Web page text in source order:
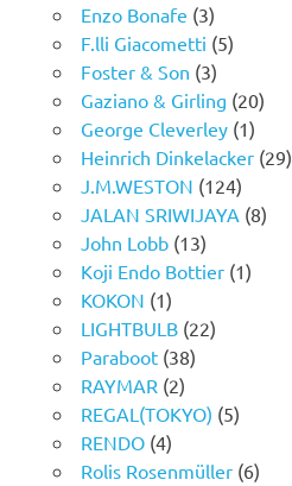
Enzo Bonafe (3)
F.lli Giacometti (5)
Foster & Son (3)
Gaziano & Girling (20)
George Cleverley(1)
Heinrich Dinkelacker(29)
J.M.WESTON (124)
JALAN SRIWIJAYA (8)
John Lobb(13)
Koji Endo Bottier(1)
KOKON (1)
LIGHTBULB(22)
Paraboot(38)
RAYMAR (2)
REGAL(TOKYO) (5)
RENDO(4)
Rolis Rosenmüller(6)